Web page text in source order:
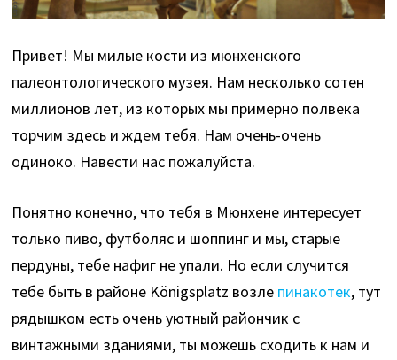
Привет! Мы милые кости из мюнхенского
палеонтологического музея. Нам несколько сотен
миллионов лет, из которых мы примерно полвека
торчим здесь и ждем тебя. Нам очень-очень
одиноко. Навести нас пожалуйста.
Понятно конечно, что тебя в Мюнхене интересует
только пиво, футболяс и шоппинг и мы, старые
пердуны, тебе нафиг не упали. Но если случится
тебе быть в районе Königsplatz возле пинакотек, тут
рядышком есть очень уютный райончик с
винтажными зданиями, ты можешь сходить к нам и